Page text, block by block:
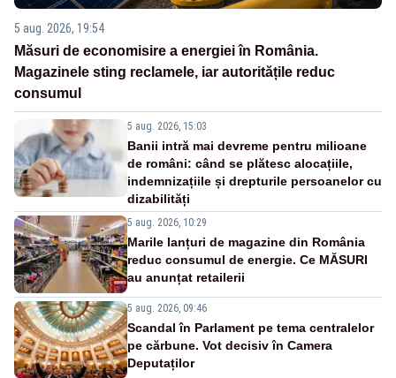
5 aug. 2026, 19:54
Măsuri de economisire a energiei în România.
Magazinele sting reclamele, iar autoritățile reduc
consumul
5 aug. 2026, 15:03
Banii intră mai devreme pentru milioane
de români: când se plătesc alocațiile,
indemnizațiile și drepturile persoanelor cu
dizabilități
5 aug. 2026, 10:29
Marile lanțuri de magazine din România
reduc consumul de energie. Ce MĂSURI
au anunțat retailerii
5 aug. 2026, 09:46
Scandal în Parlament pe tema centralelor
pe cărbune. Vot decisiv în Camera
Deputaților